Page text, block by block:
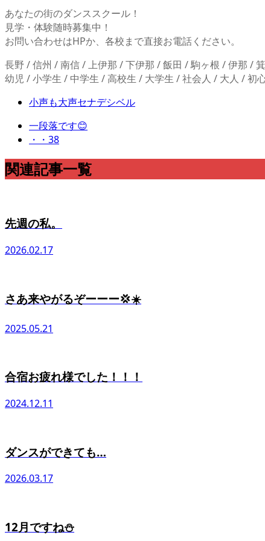
あなたの街のダンススクール！
見学・体験随時募集中！
お問い合わせはHPか、各校まで直接お電話ください。
長野 / 信州 / 南信 / 上伊那 / 下伊那 / 飯田 / 駒ヶ根 / 伊那 /
幼児 / 小学生 / 中学生 / 高校生 / 大学生 / 社会人 / 大人 / 初
小声も大声セナデシベル
一段落です😊
・・38
関連記事一覧
先週の私。
2026.02.17
さあ来やがるぞーーー💢☀️
2025.05.21
合宿お疲れ様でした！！！
2024.12.11
ダンスができても…
2026.03.17
12月ですね⛄️